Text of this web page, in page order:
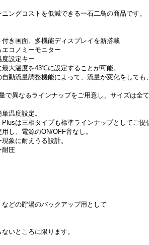
ングコストを低減できる一石二鳥の商品です。
き画面、多機能ディスプレイを新搭載
コノミーモニター
設定キー
大温度を43℃に設定することが可能。
動流量調整機能によって、流量が変化をして
で異なるラインナップをご用意し、サイズは全
温度設定。
は三相タイプも標準ラインナップとしてご提
し、電源のON/OFF音なし。
象に耐えうる設計。
耐圧
どの貯湯のバックアップ用として
いところに限ります。